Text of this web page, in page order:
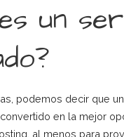
un
podemos decir que
en la mejor
al menos para